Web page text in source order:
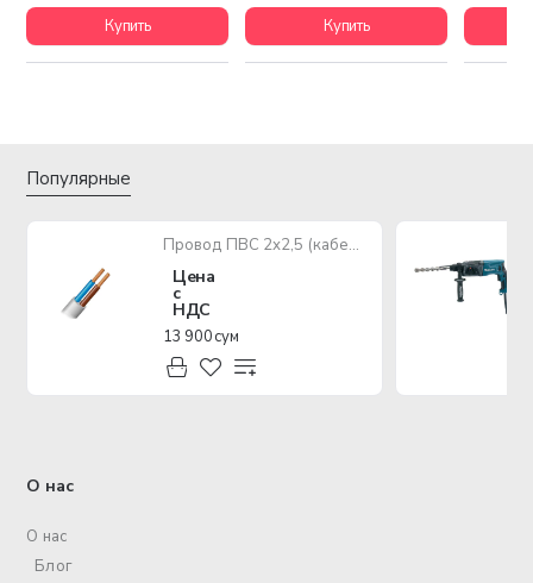
Купить Купить
Популярные
Провод ПВС 2х2,5 (кабель медный многожильный)
Цена
с
НДС
13 900 сум
О нас
О нас
Блог